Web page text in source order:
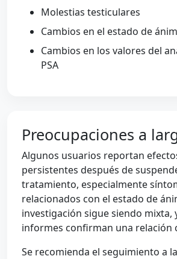
Molestias testiculares
Cambios en el estado de
Cambios en los valores del
PSA
Preocupaciones a
Algunos usuarios reportan
persistentes después de
tratamiento, especialmente
relacionados con el estado de
investigación sigue siendo mixta,
informes confirman una relación
Se recomienda el seguimiento a